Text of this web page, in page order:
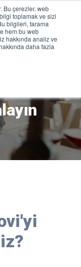
Bu çerezler, web
toplamak ve sizi
bilgileri, tarama
hem bu web
hakkında analiz ve
daha fazla
Giriş Yap
Verin